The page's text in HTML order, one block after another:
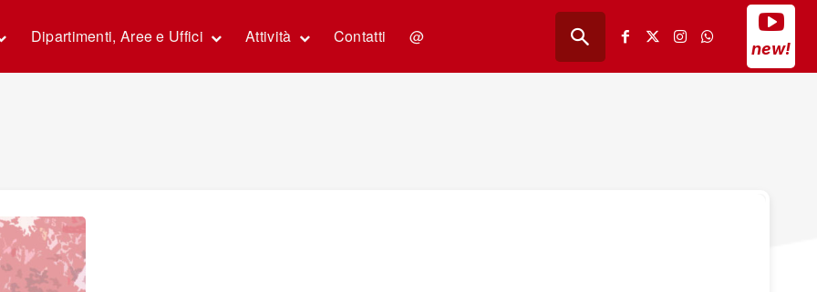
Dipartimenti, Aree e Uffici Attività Contatti @
new!